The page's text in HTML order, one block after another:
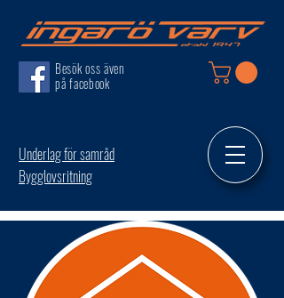
Besök oss även
på facebook
Underlag för samråd
Bygglovsritning